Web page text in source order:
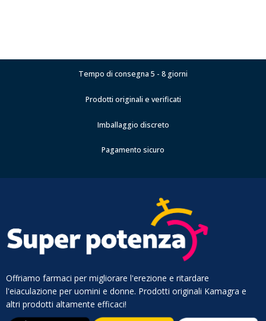
Tempo di consegna 5 - 8 giorni
Prodotti originali e verificati
Imballaggio discreto
Pagamento sicuro
Offriamo farmaci per migliorare l'erezione e ritardare
l'eiaculazione per uomini e donne. Prodotti originali Kamagra e
altri prodotti altamente efficaci!